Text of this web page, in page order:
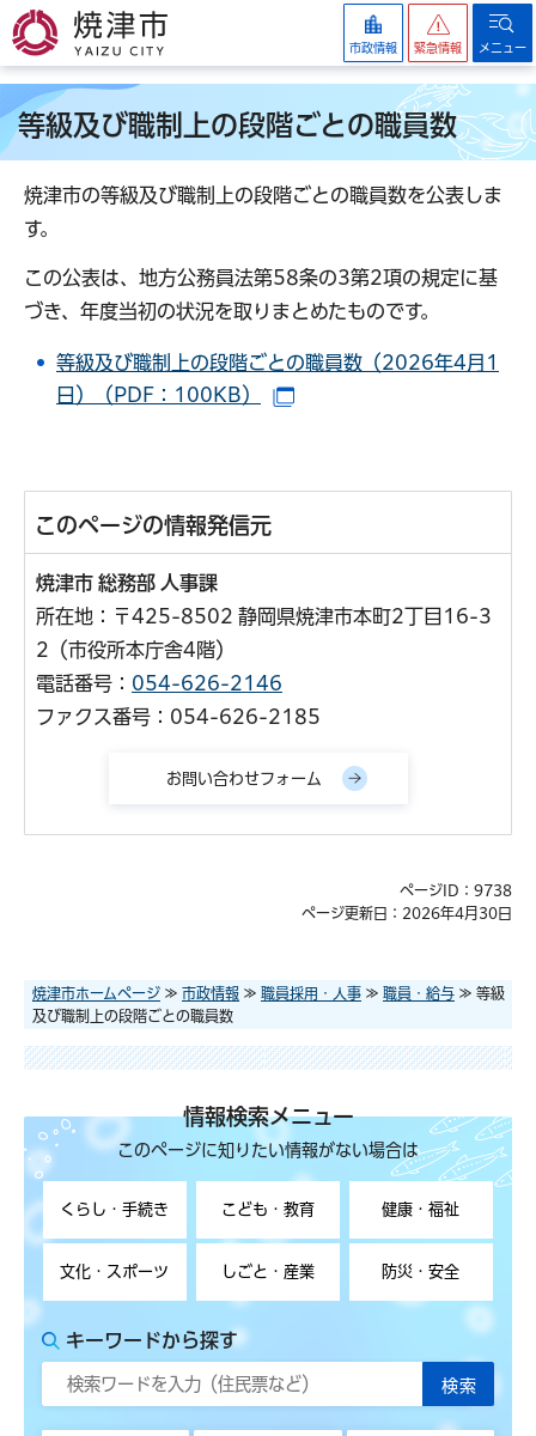
焼津市
市政情報 緊急情報 メニュー
等級及び職制上の段階ごとの職員数
焼津市の等級及び職制上の段階ごとの職員数を公表しま
す。
この公表は、地方公務員法第58条の3第2項の規定に基
づき、年度当初の状況を取りまとめたものです。
等級及び職制上の段階ごとの職員数（2026年4月1
日）（PDF：100KB）
このページの情報発信元
焼津市 総務部 人事課
所在地：〒425-8502 静岡県焼津市本町2丁目16-3
2（市役所本庁舎4階）
電話番号： 054-626-2146
ファクス番号：054-626-2185
ページID：9738
ページ更新日：2026年4月30日
焼津市ホームページ ≫ 市政情報 ≫ 職員採用・人事 ≫ 職員・給与 ≫ 等級
及び職制上の段階ごとの職員数
情報検索メニュー
このページに知りたい情報がない場合は
くらし・手続き こども・教育 健康・福祉
文化・スポーツ しごと・産業 防災・安全
キーワードから探す